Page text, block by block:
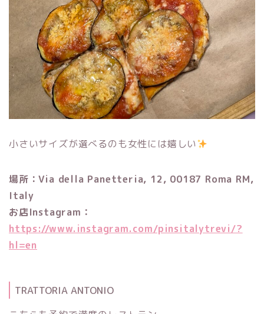
小さいサイズが選べるのも女性には嬉しい
場所：Via della Panetteria, 12, 00187 Roma RM,
Italy
お店Instagram：
https://www.instagram.com/pinsitalytrevi/?
hl=en
TRATTORIA ANTONIO